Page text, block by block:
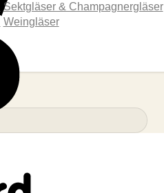
Sektgläser & Champagnergläser
Weingläser